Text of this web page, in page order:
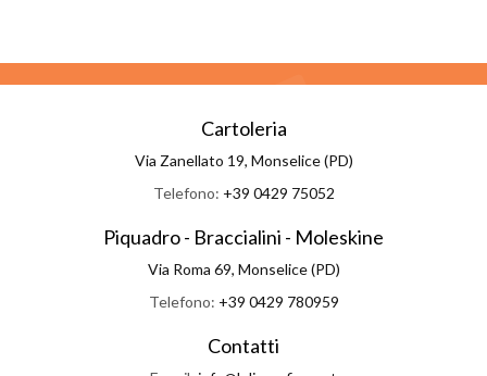
Cartoleria
Via Zanellato 19, Monselice (PD)
Telefono: +39 0429 75052
Piquadro - Braccialini - Moleskine
Via Roma 69, Monselice (PD)
Telefono: +39 0429 780959
Contatti